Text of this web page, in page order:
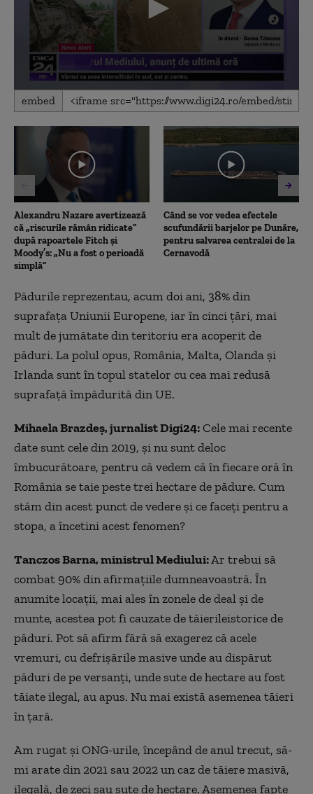
0
seconds
10
minutes,
seconds
embed
Alexandru Nazare avertizează
că „riscurile rămân ridicate”
după rapoartele Fitch și
Moody’s: „Nu a fost o perioadă
simplă”
Când se vor vedea efectele
scufundării barjelor pe Dunăre,
pentru salvarea centralei de la
Cernavodă
Pădurile reprezentau, acum doi ani, 38% din
suprafața Uniunii Europene, iar în cinci țări, mai
mult de jumătate din teritoriu era acoperit de
păduri. La polul opus, România, Malta, Olanda și
Irlanda sunt în topul statelor cu cea mai redusă
suprafață împădurită din UE.
Mihaela Brazdeș, jurnalist Digi24:Cele mai recente
date sunt cele din 2019, și nu sunt deloc
îmbucurătoare, pentru că vedem că în fiecare oră în
România se taie peste trei hectare de pădure. Cum
stăm din acest punct de vedere și ce faceți pentru a
stopa, a încetini acest fenomen?
Tanczos Barna, ministrul Mediului:Ar trebui să
combat 90% din afirmațiile dumneavoastră. În
anumite locații, mai ales în zonele de deal și de
munte, acestea pot fi cauzate de tăierileistorice de
păduri. Pot să afirm fără să exagerez că acele
vremuri, cu defrișările masive unde au dispărut
păduri de pe versanți, unde sute de hectare au fost
tăiate ilegal, au apus. Nu mai există asemenea tăieri
în țară.
Am rugat și ONG-urile, începând de anul trecut, să-
mi arate din 2021 sau 2022 un caz de tăiere masivă,
ilegală, de zeci sau sute de hectare. Asemenea fapte